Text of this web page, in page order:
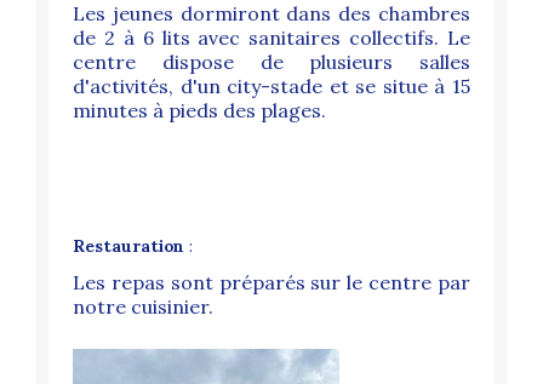
Les jeunes dormiront dans des chambres
de 2 à 6 lits avec sanitaires collectifs. Le
centre dispose de plusieurs salles
d'activités, d'un city-stade et se situe à 15
minutes à pieds des plages.
Restauration :
Les repas sont préparés sur le centre par
notre cuisinier.